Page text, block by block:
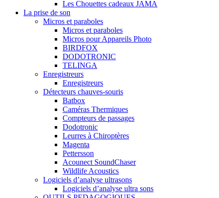
Les Chouettes cadeaux JAMA
La prise de son
Micros et paraboles
Micros et paraboles
Micros pour Appareils Photo
BIRDFOX
DODOTRONIC
TELINGA
Enregistreurs
Enregistreurs
Détecteurs chauves-souris
Batbox
Caméras Thermiques
Compteurs de passages
Dodotronic
Leurres à Chiroptères
Magenta
Pettersson
Acounect SoundChaser
Wildlife Acoustics
Logiciels d’analyse ultrasons
Logiciels d’analyse ultra sons